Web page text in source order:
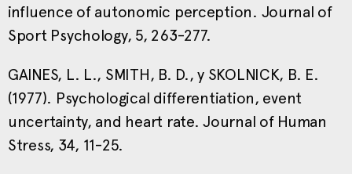
influence of autonomic perception. Journal of
Sport Psychology, 5, 263-277.
GAINES, L. L., SMITH, B. D., y SKOLNICK, B. E.
(1977). Psychological differentiation, event
uncertainty, and heart rate. Journal of Human
Stress, 34, 11-25.